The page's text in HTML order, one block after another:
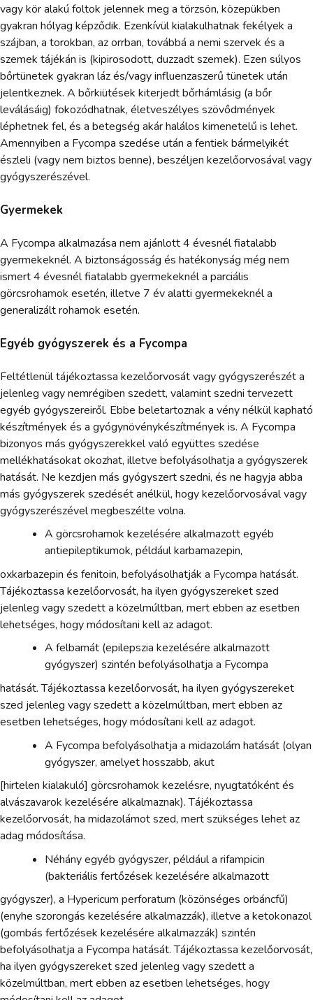
vagy kör alakú foltok jelennek meg a törzsön, közepükben
gyakran hólyag képződik. Ezenkívül kialakulhatnak fekélyek a
szájban, a torokban, az orrban, továbbá a nemi szervek és a
szemek tájékán is (kipirosodott, duzzadt szemek). Ezen súlyos
bőrtünetek gyakran láz és/vagy influenzaszerű tünetek után
jelentkeznek. A bőrkiütések kiterjedt bőrhámlásig (a bőr
leválásáig) fokozódhatnak, életveszélyes szövődmények
léphetnek fel, és a betegség akár halálos kimenetelű is lehet.
Amennyiben a Fycompa szedése után a fentiek bármelyikét
észleli (vagy nem biztos benne), beszéljen kezelőorvosával vagy
gyógyszerészével.
Gyermekek
A Fycompa alkalmazása nem ajánlott 4 évesnél fiatalabb
gyermekeknél. A biztonságosság és hatékonyság még nem
ismert 4 évesnél fiatalabb gyermekeknél a parciális
görcsrohamok esetén, illetve 7 év alatti gyermekeknél a
generalizált rohamok esetén.
Egyéb gyógyszerek és a Fycompa
Feltétlenül tájékoztassa kezelőorvosát vagy gyógyszerészét a
jelenleg vagy nemrégiben szedett, valamint szedni tervezett
egyéb gyógyszereiről. Ebbe beletartoznak a vény nélkül kapható
készítmények és a gyógynövénykészítmények is. A Fycompa
bizonyos más gyógyszerekkel való együttes szedése
mellékhatásokat okozhat, illetve befolyásolhatja a gyógyszerek
hatását. Ne kezdjen más gyógyszert szedni, és ne hagyja abba
más gyógyszerek szedését anélkül, hogy kezelőorvosával vagy
gyógyszerészével megbeszélte volna.
A görcsrohamok kezelésére alkalmazott egyéb
antiepileptikumok, például karbamazepin,
oxkarbazepin és fenitoin, befolyásolhatják a Fycompa hatását.
Tájékoztassa kezelőorvosát, ha ilyen gyógyszereket szed
jelenleg vagy szedett a közelmúltban, mert ebben az esetben
lehetséges, hogy módosítani kell az adagot.
A felbamát (epilepszia kezelésére alkalmazott
gyógyszer) szintén befolyásolhatja a Fycompa
hatását. Tájékoztassa kezelőorvosát, ha ilyen gyógyszereket
szed jelenleg vagy szedett a közelmúltban, mert ebben az
esetben lehetséges, hogy módosítani kell az adagot.
A Fycompa befolyásolhatja a midazolám hatását (olyan
gyógyszer, amelyet hosszabb, akut
[hirtelen kialakuló] görcsrohamok kezelésre, nyugtatóként és
alvászavarok kezelésére alkalmaznak). Tájékoztassa
kezelőorvosát, ha midazolámot szed, mert szükséges lehet az
adag módosítása.
Néhány egyéb gyógyszer, például a rifampicin
(bakteriális fertőzések kezelésére alkalmazott
gyógyszer), a Hypericum perforatum (közönséges orbáncfű)
(enyhe szorongás kezelésére alkalmazzák), illetve a ketokonazol
(gombás fertőzések kezelésére alkalmazzák) szintén
befolyásolhatja a Fycompa hatását. Tájékoztassa kezelőorvosát,
ha ilyen gyógyszereket szed jelenleg vagy szedett a
közelmúltban, mert ebben az esetben lehetséges, hogy